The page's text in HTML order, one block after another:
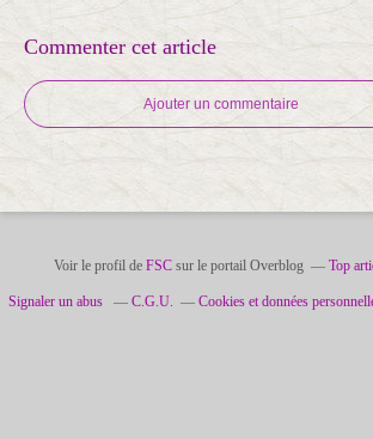
Commenter cet article
Ajouter un commentaire
Voir le profil de FSCsur le portail Overblog Top
Signaler un abus C.G.U. Cookies et données